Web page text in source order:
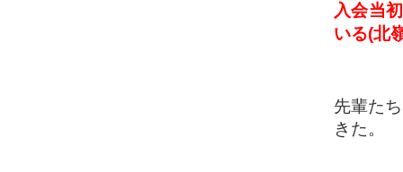
入会当
いる(北
先輩た
きた。